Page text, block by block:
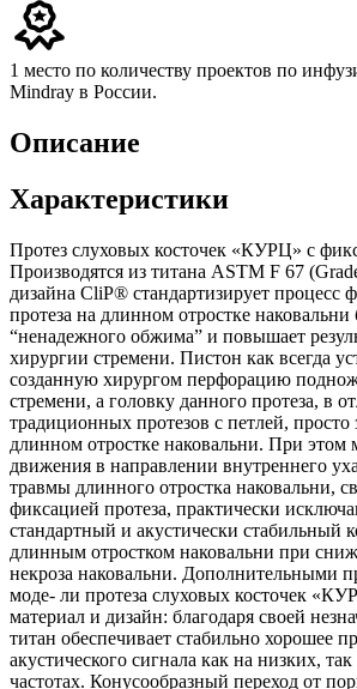
1 место по количеству проектов по
Mindray в России.
Описание
Характеристики
Протез слуховых косточек «КУРЦ» с
Производятся из титана ASTM F 67
дизайна CliP® стандартизирует процесс
протеза на длинном отростке наковальни
“ненадежного обжима” и повышает
хирургии стремени. Пистон как всегда
созданную хирургом перфорацию
стремени, а головку данного протеза, в
традиционных протезов с петлей,
длинном отростке наковальни. При этом
движения в направлении внутреннего
травмы длинного отростка наковальни,
фиксацией протеза, практически
стандартный и акустически стабильный
длинным отростком наковальни при
некроза наковальни. Дополнительными
моде- ли протеза слуховых косточек
материал и дизайн: благодаря своей
титан обеспечивает стабильно хорошее
акустического сигнала как на низких,
частотах. Конусообразный переход от